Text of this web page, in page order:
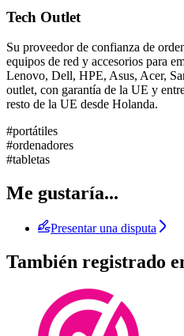
Tech Outlet
Su proveedor de confianza de
equipos de red y accesorios para
Lenovo, Dell, HPE, Asus, Acer,
outlet, con garantía de la UE y
resto de la UE desde Holanda.
#portátiles
#ordenadores
#tabletas
Me gustaría...
Presentar una disputa
También registrado